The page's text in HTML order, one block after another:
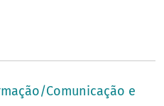
Comunicação e